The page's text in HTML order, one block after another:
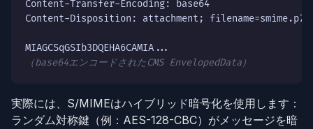
Content-Transfer-Encoding: base64
Content-Disposition: attachment; filename=smime.p7m
（base64エンコードされたCMS EnvelopedData）
実際には、S/MIMEはハイブリッド暗号化を使用します：
ランダム対称鍵（例：AES-128-CBC）がメッセージを暗